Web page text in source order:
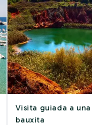
Visita guiada a
bauxita